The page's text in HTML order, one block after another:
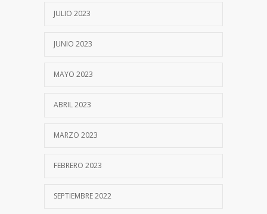
JULIO 2023
JUNIO 2023
MAYO 2023
ABRIL 2023
MARZO 2023
FEBRERO 2023
SEPTIEMBRE 2022